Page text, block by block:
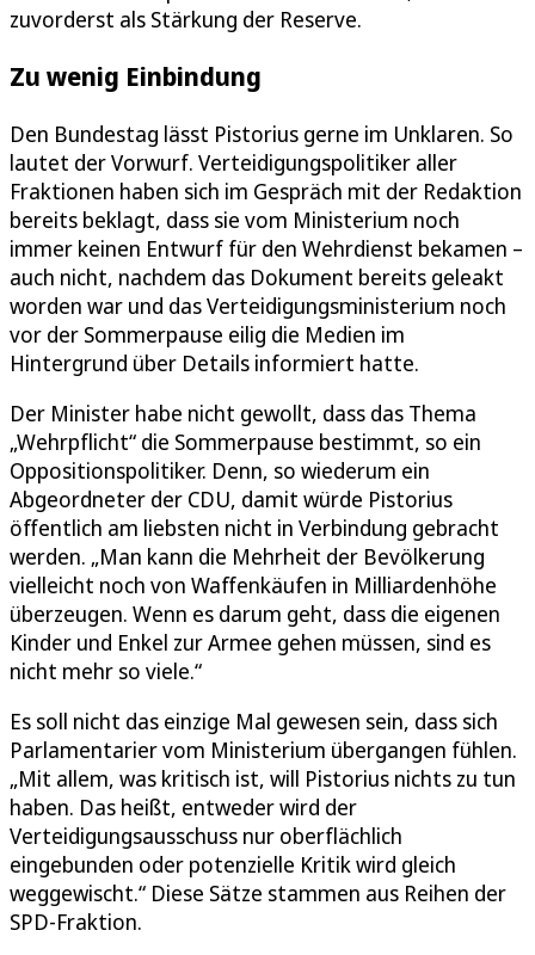
zuvorderst als Stärkung der Reserve.
Zu wenig Einbindung
Den Bundestag lässt Pistorius gerne im Unklaren. So
lautet der Vorwurf. Verteidigungspolitiker aller
Fraktionen haben sich im Gespräch mit der Redaktion
bereits beklagt, dass sie vom Ministerium noch
immer keinen Entwurf für den Wehrdienst bekamen –
auch nicht, nachdem das Dokument bereits geleakt
worden war und das Verteidigungsministerium noch
vor der Sommerpause eilig die Medien im
Hintergrund über Details informiert hatte.
Der Minister habe nicht gewollt, dass das Thema
„Wehrpflicht“ die Sommerpause bestimmt, so ein
Oppositionspolitiker. Denn, so wiederum ein
Abgeordneter der CDU, damit würde Pistorius
öffentlich am liebsten nicht in Verbindung gebracht
werden. „Man kann die Mehrheit der Bevölkerung
vielleicht noch von Waffenkäufen in Milliardenhöhe
überzeugen. Wenn es darum geht, dass die eigenen
Kinder und Enkel zur Armee gehen müssen, sind es
nicht mehr so viele.“
Es soll nicht das einzige Mal gewesen sein, dass sich
Parlamentarier vom Ministerium übergangen fühlen.
„Mit allem, was kritisch ist, will Pistorius nichts zu tun
haben. Das heißt, entweder wird der
Verteidigungsausschuss nur oberflächlich
eingebunden oder potenzielle Kritik wird gleich
weggewischt.“ Diese Sätze stammen aus Reihen der
SPD-Fraktion.